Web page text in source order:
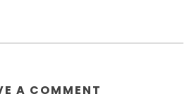
A COMMENT